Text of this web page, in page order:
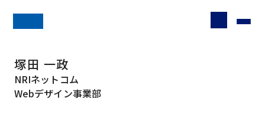
塚田 一政
NRIネットコム
Webデザイン事業部